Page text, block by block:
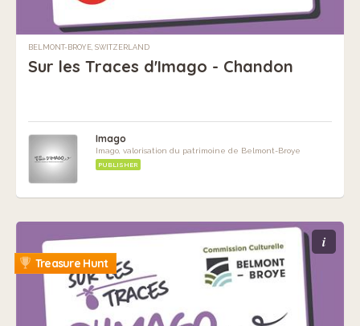
BELMONT-BROYE, SWITZERLAND
Sur les Traces d'Imago - Chandon
Imago
Imago, valorisation du patrimoine de Belmont-Broye
PUBLISHER
i
Treasure Hunt